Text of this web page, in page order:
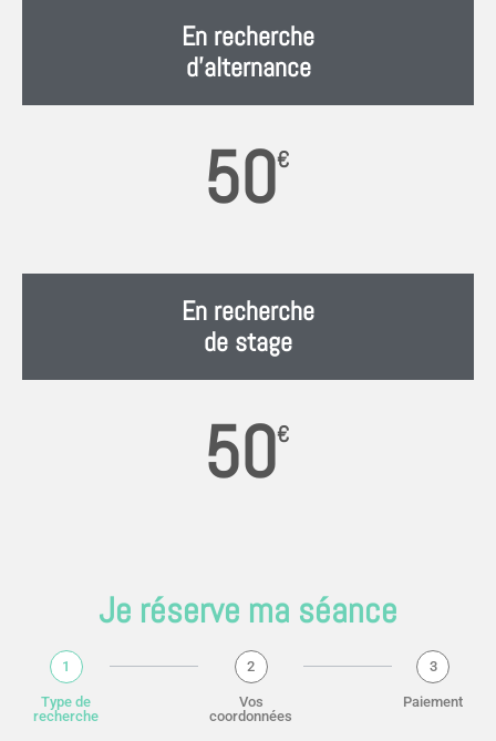
En recherche
d'alternance
50€
En recherche
de stage
50€
Je réserve ma séance
1
Type de
recherche
2
Vos
coordonnées
3
Paiement